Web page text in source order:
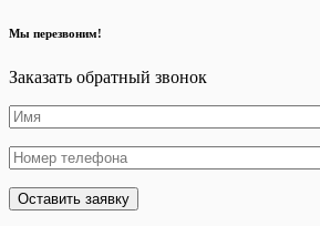
Мы перезвоним!
Заказать обратный звонок